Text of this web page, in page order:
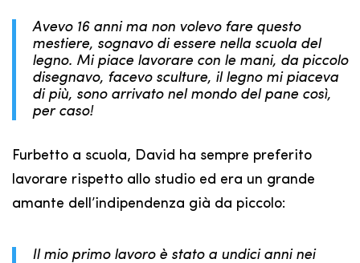
Avevo 16 anni ma non volevo fare questo
mestiere, sognavo di essere nella scuola del
legno. Mi piace lavorare con le mani, da piccolo
disegnavo, facevo sculture, il legno mi piaceva
di più, sono arrivato nel mondo del pane così,
per caso!
Furbetto a scuola, David ha sempre preferito
lavorare rispetto allo studio ed era un grande
amante dell’indipendenza già da piccolo:
Il mio primo lavoro è stato a undici anni nei